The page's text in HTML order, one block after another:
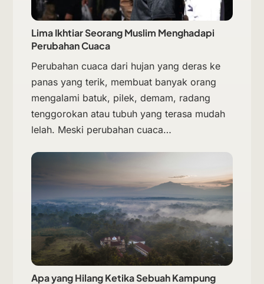
Lima Ikhtiar Seorang Muslim Menghadapi
Perubahan Cuaca
Perubahan cuaca dari hujan yang deras ke
panas yang terik, membuat banyak orang
mengalami batuk, pilek, demam, radang
tenggorokan atau tubuh yang terasa mudah
lelah. Meski perubahan cuaca…
Apa yang Hilang Ketika Sebuah Kampung